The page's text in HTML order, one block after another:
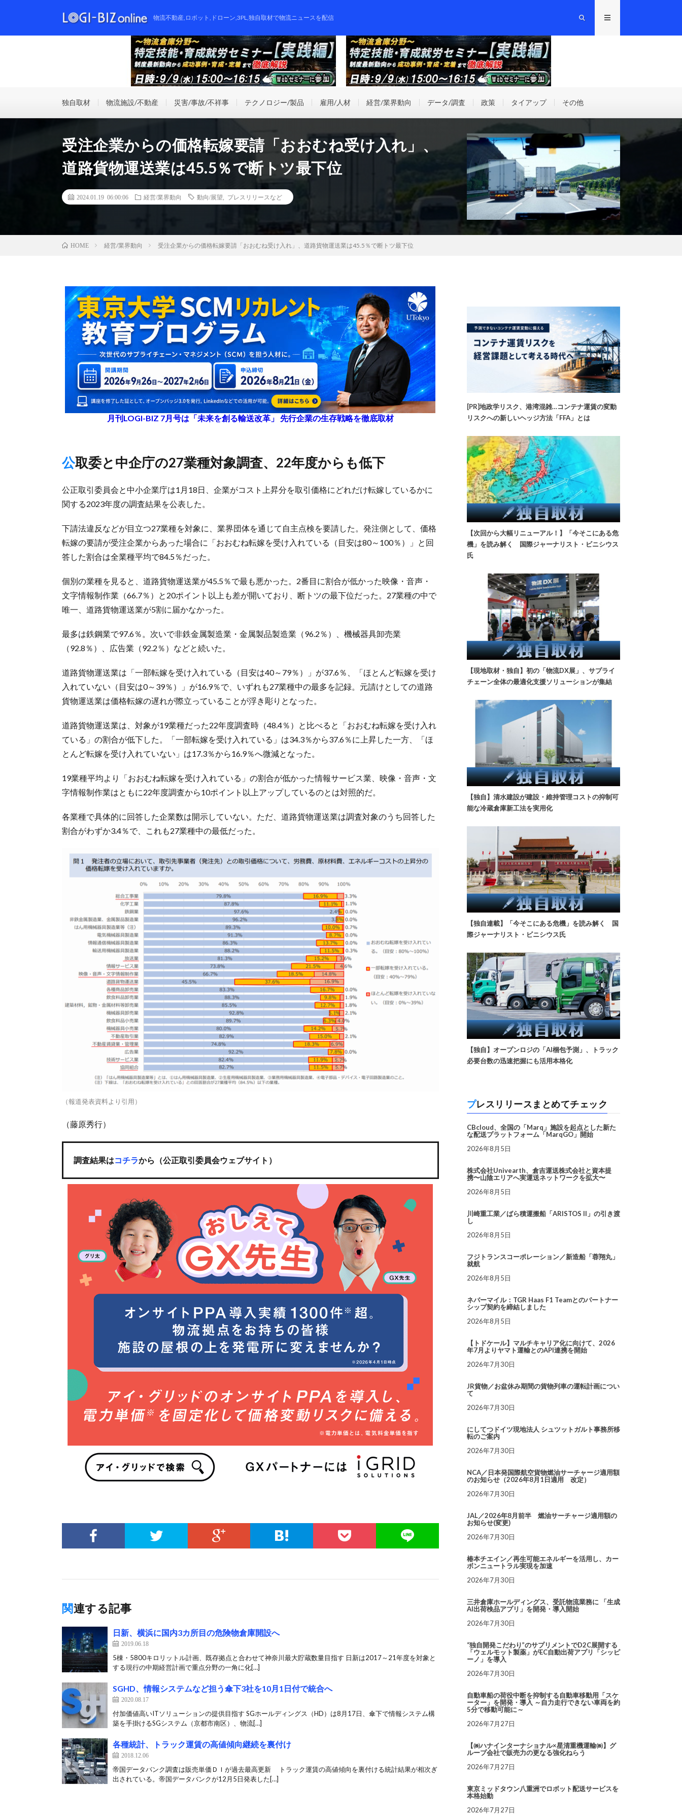
物流不動産,ロボット,ドローン,3PL,独自取材で物流ニュースを配信
独自取材 物流施設/不動産 災害/事故/不祥事 テクノロジー/製品 雇用/人材 経営/業界動向 データ/調査 政策 タイアップ その他
受注企業からの価格転嫁要請「おおむね受け入れ」、
道路貨物運送業は45.5％で断トツ最下位
2024.01.19 06:00:06 経営/業界動向 動向/展望 プレスリリースなど
HOME 経営/業界動向 受注企業からの価格転嫁要請「おおむね受け入れ」、道路貨物運送業は45.5％で断トツ最下位
月刊LOGI-BIZ 7月号は「未来を創る輸送改革」 先行企業の生存戦略を徹底取材
公取委と中企庁の27業種対象調査、22年度からも低下
公正取引委員会と中小企業庁は1月18日、企業がコスト上昇分を取引価格にどれだけ転嫁しているかに
関する2023年度の調査結果を公表した。
下請法違反などが目立つ27業種を対象に、業界団体を通じて自主点検を要請した。発注側として、価格
転嫁の要請が受注企業からあった場合に「おおむね転嫁を受け入れている（目安は80～100％）」と回
答した割合は全業種平均で84.5％だった。
個別の業種を見ると、道路貨物運送業が45.5％で最も悪かった。2番目に割合が低かった映像・音声・
文字情報制作業（66.7％）と20ポイント以上も差が開いており、断トツの最下位だった。27業種の中で
唯一、道路貨物運送業が5割に届かなかった。
最多は鉄鋼業で97.6％。次いで非鉄金属製造業・金属製品製造業（96.2％）、機械器具卸売業
（92.8％）、広告業（92.2％）などと続いた。
道路貨物運送業は「一部転嫁を受け入れている（目安は40～79％）」が37.6％、「ほとんど転嫁を受け
入れていない（目安は0～39％）」が16.9％で、いずれも27業種中の最多を記録。元請けとしての道路
貨物運送業は価格転嫁の遅れが際立っていることが浮き彫りとなった。
道路貨物運送業は、対象が19業種だった22年度調査時（48.4％）と比べると「おおむね転嫁を受け入れ
ている」の割合が低下した。「一部転嫁を受け入れている」は34.3％から37.6％に上昇した一方、「ほ
とんど転嫁を受け入れていない」は17.3％から16.9％へ微減となった。
19業種平均より「おおむね転嫁を受け入れている」の割合が低かった情報サービス業、映像・音声・文
字情報制作業はともに22年度調査から10ポイント以上アップしているのとは対照的だ。
各業種で具体的に回答した企業数は開示していない。ただ、道路貨物運送業は調査対象のうち回答した
割合がわずか3.4％で、これも27業種中の最低だった。
（報道発表資料より引用）
（藤原秀行）
調査結果はコチラから（公正取引委員会ウェブサイト）
関連する記事
日新、横浜に国内3カ所目の危険物倉庫開設へ
2019.06.18
5棟・5800キロリットル計画、既存拠点と合わせて神奈川最大貯蔵数量目指す 日新は2017～21年度を対象と
する現行の中期経営計画で重点分野の一角に化[…]
SGHD、情報システムなど担う傘下3社を10月1日付で統合へ
2020.08.17
付加価値高いITソリューションの提供目指す SGホールディングス（HD）は8月17日、傘下で情報システム構
築を手掛けるSGシステム（京都市南区）、物流[…]
各種統計、トラック運賃の高値傾向継続を裏付け
2018.12.06
帝国データバンク調査は販売単価ＤＩが過去最高更新 トラック運賃の高値傾向を裏付ける統計結果が相次ぎ
出されている。帝国データバンクが12月5日発表した[…]
[PR]地政学リスク、港湾混雑…コンテナ運賃の変動
リスクへの新しいヘッジ方法「FFA」とは
【次回から大幅リニューアル！】「今そこにある危
機」を読み解く 国際ジャーナリスト・ビニシウス
氏
【現地取材・独自】初の「物流DX展」、サプライ
チェーン全体の最適化支援ソリューションが集結
【独自】清水建設が建設・維持管理コストの抑制可
能な冷蔵倉庫新工法を実用化
【独自連載】「今そこにある危機」を読み解く 国
際ジャーナリスト・ビニシウス氏
【独自】オープンロジの「AI梱包予測」、トラック
必要台数の迅速把握にも活用本格化
プレスリリースまとめてチェック
CBcloud、全国の「Marq」施設を起点とした新た
な配送プラットフォーム「MarqGO」開始
2026年8月5日
株式会社Univearth、倉吉運送株式会社と資本提
携〜山陰エリアへ実運送ネットワークを拡大〜
2026年8月5日
川崎重工業／ばら積運搬船「ARISTOS II」の引き渡
し
2026年8月5日
フジトランスコーポレーション／新造船「蓉翔丸」
就航
2026年8月5日
ネバーマイル：TGR Haas F1 Teamとのパートナー
シップ契約を締結しました
2026年8月5日
【トドケール】マルチキャリア化に向けて、2026
年7月よりヤマト運輸とのAPI連携を開始
2026年7月30日
JR貨物／お盆休み期間の貨物列車の運転計画につい
て
2026年7月30日
にしてつドイツ現地法人 シュツットガルト事務所移
転のご案内
2026年7月30日
NCA／日本発国際航空貨物燃油サーチャージ適用額
のお知らせ（2026年8月1日適用 改定）
2026年7月30日
JAL／2026年8月前半 燃油サーチャージ適用額の
お知らせ(変更)
2026年7月30日
椿本チエイン／再生可能エネルギーを活用し、カー
ボンニュートラル実現を加速
2026年7月30日
三井倉庫ホールディングス、受託物流業務に 「生成
AI出荷検品アプリ」を開発・導入開始
2026年7月30日
“独自開発こだわり”のサプリメントでD2C展開する
「ウェルモット製薬」がEC自動出荷アプリ「シッピ
ーノ」を導入
2026年7月30日
自動車船の荷役中断を抑制する自動車移動用「スケ
ーター」を開発・導入 ～自力走行できない車両を約
5分で移動可能に～
2026年7月27日
【㈱ハナインターナショナル×星清重機運輸㈱】グ
ループ会社で販売力の更なる強化ねらう
2026年7月27日
東京ミッドタウン八重洲でロボット配送サービスを
本格始動
2026年7月27日